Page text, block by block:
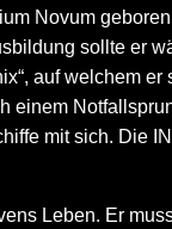
Novum
sollte er
auf welchem
einem
mit sich. Die
Leben. Er